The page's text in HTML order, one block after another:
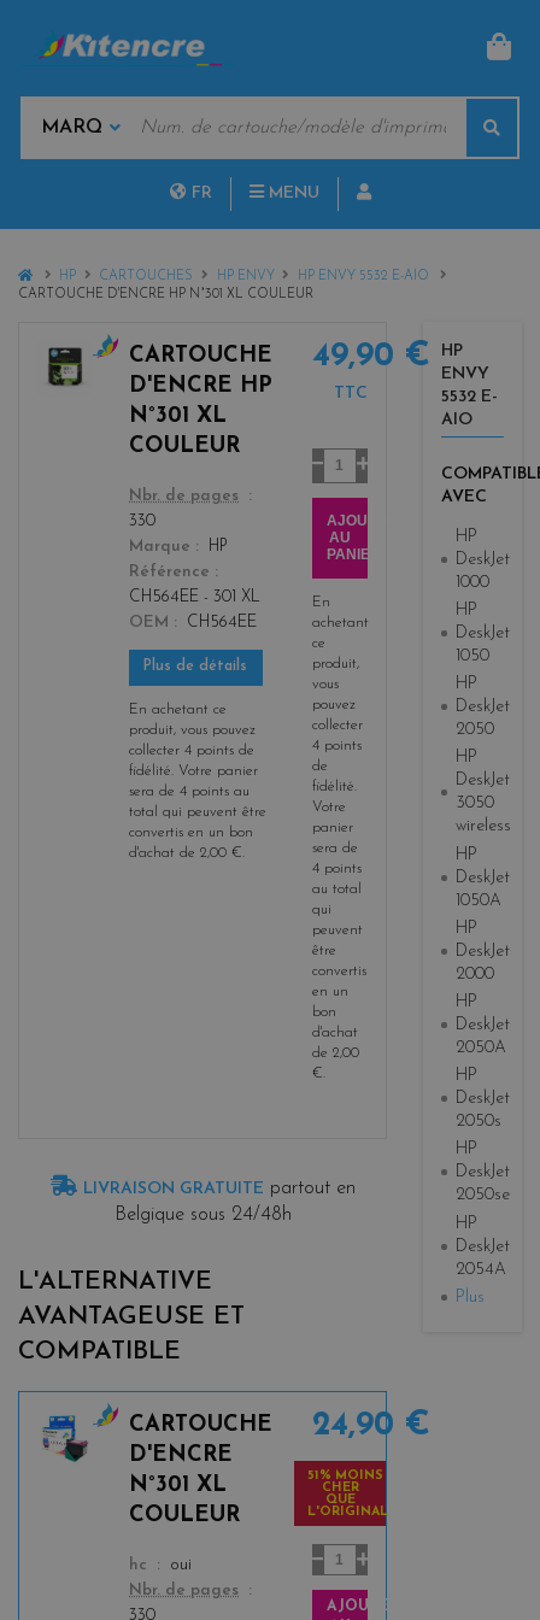
MARQUES
CLÉS
FR MENU
HOME
HP CARTOUCHES HP ENVY
HP ENVY 5532 E-AIO
CARTOUCHE D'ENCRE HP N°301 XL COULEUR
CARTOUCHE
D'ENCRE HP
N°301 XL
COULEUR
color
Nbr. de pages
330
Marque
HP
Référence
CH564EE - 301 XL
OEM
CH564EE
Plus de détails
En achetant ce
produit, vous pouvez
collecter 4 points de
fidélité. Votre panier
sera de 4 points au
total qui peuvent être
convertis en un bon
d'achat de 2,00 €.
49,90 €
TTC
Quantité
AJOUTER
AU
PANIER
En
achetant
ce
produit,
vous
pouvez
collecter
4 points
de
fidélité.
Votre
panier
sera de
4 points
au total
qui
peuvent
être
convertis
en un
bon
d'achat
de 2,00
€.
LIVRAISON GRATUITE partout en
Belgique sous 24/48h
L'ALTERNATIVE
AVANTAGEUSE ET
COMPATIBLE
CARTOUCHE
D'ENCRE
N°301 XL
COULEUR
color
hc
oui
Nbr. de pages
330
24,90 €
51% MOINS
CHER
QUE
L'ORIGINAL
AJOUTER
HP
ENVY
5532 E-
AIO
AVEC
HP
DeskJet
1000
HP
DeskJet
1050
HP
DeskJet
2050
HP
DeskJet
3050
wireless
HP
DeskJet
1050A
HP
DeskJet
2000
HP
DeskJet
2050A
HP
DeskJet
2050s
HP
DeskJet
2050se
HP
DeskJet
2054A
Plus